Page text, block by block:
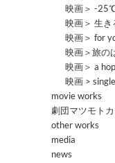
映画＞ -
映画＞ 生き
映画＞ for
映画＞旅の
映画＞ a
映画 >
movie works
劇団マツモト
other works
media
news